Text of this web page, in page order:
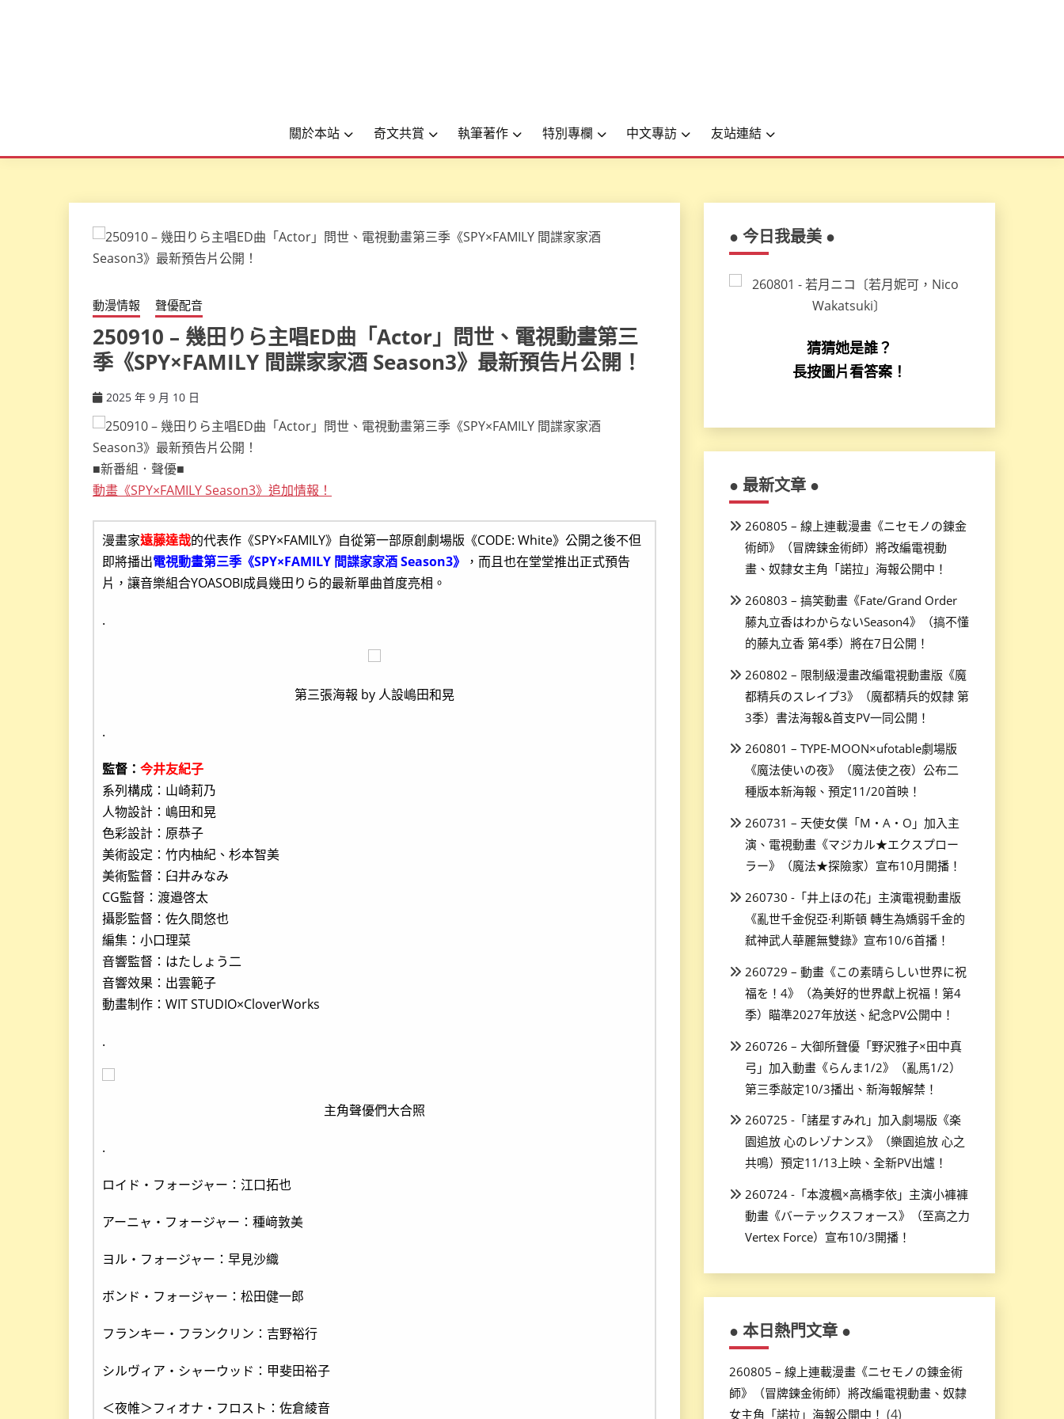
關於本站 奇文共賞 執筆著作 特別專欄 中文專訪 友站連結
動漫情報 聲優配音
250910 – 幾田りら主唱ED曲「Actor」問世、電視動畫第三
季《SPY×FAMILY 間諜家家酒 Season3》最新預告片公開！
2025 年 9 月 10 日
■新番組．聲優■
動畫《SPY×FAMILY Season3》追加情報！
漫畫家遠藤達哉的代表作《SPY×FAMILY》自從第一部原創劇場版《CODE: White》公開之後不但
即將播出電視動畫第三季《SPY×FAMILY 間諜家家酒 Season3》
，而且也在堂堂推出正式預告
片，讓音樂組合YOASOBI成員幾田りら的最新單曲首度亮相。
.
第三張海報 by 人設嶋田和晃
.
監督： 今井友紀子
系列構成：山崎莉乃
人物設計：嶋田和晃
色彩設計：原恭子
美術設定：竹内柚紀、杉本智美
美術監督：臼井みなみ
CG監督：渡邉啓太
攝影監督：佐久間悠也
編集：小口理菜
音響監督：はたしょう二
音響效果：出雲範子
動畫制作：WIT STUDIO×CloverWorks
.
主角聲優們大合照
.
ロイド・フォージャー：江口拓也
アーニャ・フォージャー：種﨑敦美
ヨル・フォージャー：早見沙織
ボンド・フォージャー：松田健一郎
フランキー・フランクリン：吉野裕行
シルヴィア・シャーウッド：甲斐田裕子
＜夜帷＞フィオナ・フロスト：佐倉綾音
● 今日我最美 ●
猜猜她是誰？
長按圖片看答案！
● 最新文章 ●
260805 – 線上連載漫畫《ニセモノの錬金
術師》（冒牌鍊金術師）將改編電視動
畫、奴隸女主角「諾拉」海報公開中！
260803 – 搞笑動畫《Fate/Grand Order
藤丸立香はわからないSeason4》（搞不懂
的藤丸立香 第4季）將在7日公開！
260802 – 限制級漫畫改編電視動畫版《魔
都精兵のスレイブ3》（魔都精兵的奴隸 第
3季）書法海報&首支PV一同公開！
260801 – TYPE-MOON×ufotable劇場版
《魔法使いの夜》（魔法使之夜）公布二
種版本新海報、預定11/20首映！
260731 – 天使女僕「M・A・O」加入主
演、電視動畫《マジカル★エクスプロー
ラー》（魔法★探險家）宣布10月開播！
260730 -「井上ほの花」主演電視動畫版
《亂世千金倪亞·利斯頓 轉生為嬌弱千金的
弒神武人華麗無雙錄》宣布10/6首播！
260729 – 動畫《この素晴らしい世界に祝
福を！4》（為美好的世界獻上祝福！第4
季）瞄準2027年放送、紀念PV公開中！
260726 – 大御所聲優「野沢雅子×田中真
弓」加入動畫《らんま1/2》（亂馬1/2）
第三季敲定10/3播出、新海報解禁！
260725 -「諸星すみれ」加入劇場版《楽
園追放 心のレゾナンス》（樂園追放 心之
共鳴）預定11/13上映、全新PV出爐！
260724 -「本渡楓×高橋李依」主演小褲褲
動畫《バーテックスフォース》（至高之力
Vertex Force）宣布10/3開播！
● 本日熱門文章 ●
260805 – 線上連載漫畫《ニセモノの錬金術
師》（冒牌鍊金術師）將改編電視動畫、奴隸
女主角「諾拉」海報公開中！ (4)